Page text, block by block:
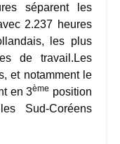
séparent les
2.237 heures
les plus
de travail.Les
et notamment le
en 3ème position
Sud-Coréens